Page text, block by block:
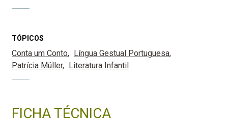
TÓPICOS
Conta um Conto
Língua Gestual Portuguesa
Patrícia Müller
Literatura Infantil
FICHA TÉCNICA